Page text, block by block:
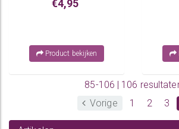
€4,95
Product bekijken
85-106 | 106
Vorige
1 2 3